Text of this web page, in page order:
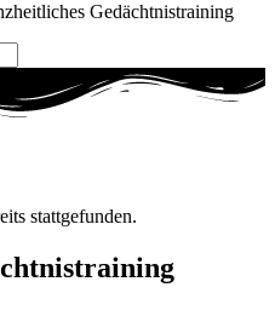
Gedächtnistraining
stattgefunden.